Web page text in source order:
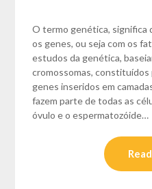
O termo genética, significa
os genes, ou seja com os
estudos da genética,
cromossomas,
genes inseridos em
fazem parte de todas as
óvulo e o espermatozóide…